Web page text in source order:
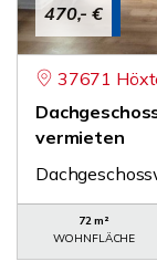
470,- €
37671
vermieten
72 m²
WOHNFLÄCHE